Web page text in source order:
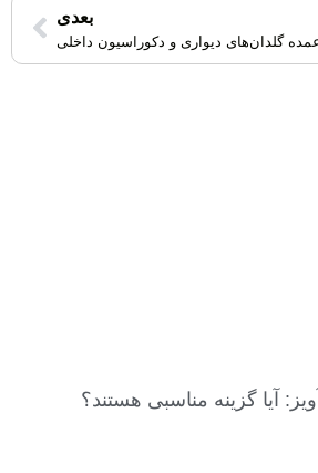
بعدی
گلدان‌های دیواری و دکوراسیون داخلی
آیا گزینه مناسبی هستند؟